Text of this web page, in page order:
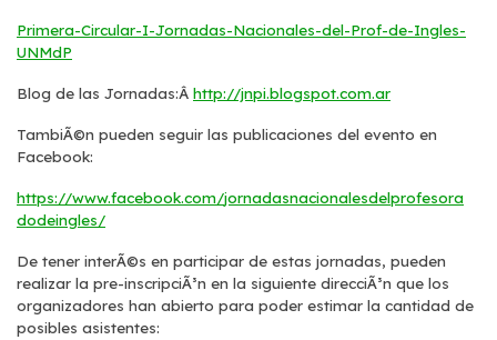
Primera-Circular-I-Jornadas-Nacionales-del-Prof-de-Ingles-
UNMdP
Blog de las Jornadas:Â http://jnpi.blogspot.com.ar
TambiÃ©n pueden seguir las publicaciones del evento en
Facebook:
https://www.facebook.com/jornadasnacionalesdelprofesora
dodeingles/
De tener interÃ©s en participar de estas jornadas, pueden
realizar la pre-inscripciÃ³n en la siguiente direcciÃ³n que los
organizadores han abierto para poder estimar la cantidad de
posibles asistentes: